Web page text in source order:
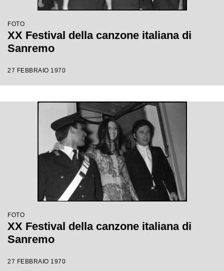
FOTO
XX Festival della canzone italiana di
Sanremo
27 FEBBRAIO 1970
FOTO
XX Festival della canzone italiana di
Sanremo
27 FEBBRAIO 1970